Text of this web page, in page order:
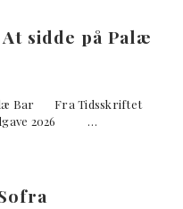
sidde på Palæ
Bar Fra Tidsskriftet
2026 …